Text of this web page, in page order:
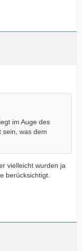
im Auge des
sein, was dem
vielleicht wurden ja
berücksichtigt.